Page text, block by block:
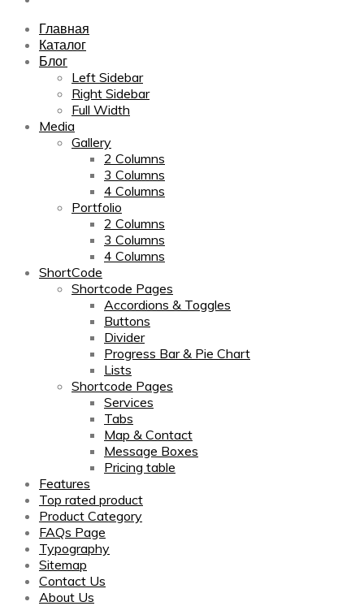
Главная
Каталог
Блог
Left Sidebar
Right Sidebar
Full Width
Media
Gallery
2 Columns
3 Columns
4 Columns
Portfolio
2 Columns
3 Columns
4 Columns
ShortCode
Shortcode Pages
Accordions & Toggles
Buttons
Divider
Progress Bar & Pie Chart
Lists
Shortcode Pages
Services
Tabs
Map & Contact
Message Boxes
Pricing table
Features
Top rated product
Product Category
FAQs Page
Typography
Sitemap
Contact Us
About Us